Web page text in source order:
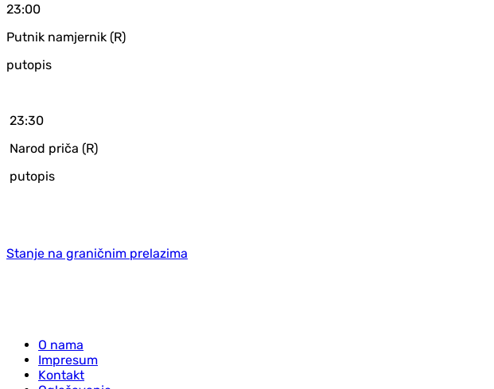
23:00
Putnik namjernik (R)
putopis
23:30
Narod priča (R)
putopis
Stanje na graničnim prelazima
O nama
Impresum
Kontakt